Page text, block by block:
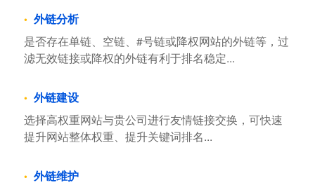
外链分析
是否存在单链、空链、#号链或降权网站的外链等，过
滤无效链接或降权的外链有利于排名稳定...
外链建设
选择高权重网站与贵公司进行友情链接交换，可快速
提升网站整体权重、提升关键词排名...
外链维护